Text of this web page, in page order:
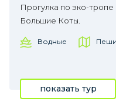
Прогулка по эко-тропе
Большие Коты.
Водные
показать тур